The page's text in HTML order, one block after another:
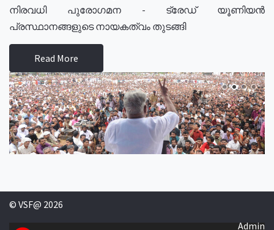
നിരവധി പുരോഗമന - ട്രേഡ് യൂണിയൻ
പ്രസ്ഥാനങ്ങളുടെ നായകത്വം തുടങ്ങി
Read More
© VSF@ 2026
Admin